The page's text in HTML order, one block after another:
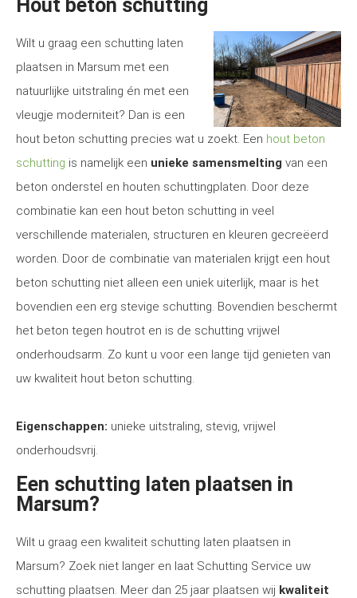
Hout beton schutting
Wilt u graag een schutting laten
plaatsen in Marsum met een
natuurlijke uitstraling én met een
vleugje moderniteit? Dan is een
hout beton schutting precies wat u zoekt. Een hout beton
schutting is namelijk een unieke samensmelting van een
beton onderstel en houten schuttingplaten. Door deze
combinatie kan een hout beton schutting in veel
verschillende materialen, structuren en kleuren gecreëerd
worden. Door de combinatie van materialen krijgt een hout
beton schutting niet alleen een uniek uiterlijk, maar is het
bovendien een erg stevige schutting. Bovendien beschermt
het beton tegen houtrot en is de schutting vrijwel
onderhoudsarm. Zo kunt u voor een lange tijd genieten van
uw kwaliteit hout beton schutting.
Eigenschappen: unieke uitstraling, stevig, vrijwel
onderhoudsvrij.
Een schutting laten plaatsen in
Marsum?
Wilt u graag een kwaliteit schutting laten plaatsen in
Marsum? Zoek niet langer en laat Schutting Service uw
schutting plaatsen. Meer dan 25 jaar plaatsen wij kwaliteit